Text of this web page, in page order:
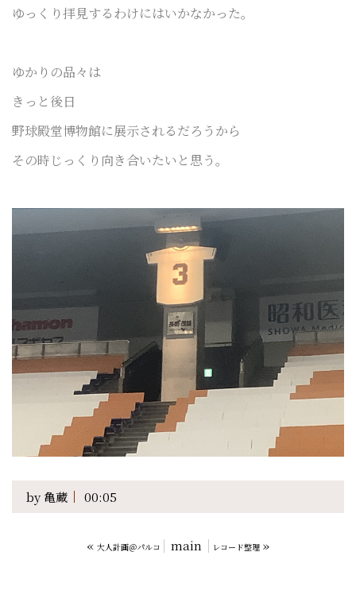
ゆっくり拝見するわけにはいかなかった。
ゆかりの品々は
きっと後日
野球殿堂博物館に展示されるだろうから
その時じっくり向き合いたいと思う。
by亀蔵 00:05
« 大人計画＠パルコ main レコード整理 »